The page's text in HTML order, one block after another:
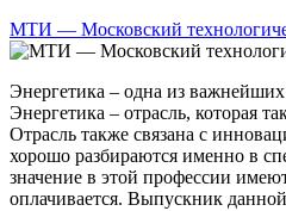
МТИ — Московский
Энергетика – одна из
Энергетика – отрасль, которая
Отрасль также связана с
хорошо разбираются именно в
значение в этой профессии
оплачивается. Выпускник